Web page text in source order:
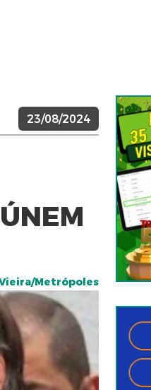
23/08/2024
Metrópoles